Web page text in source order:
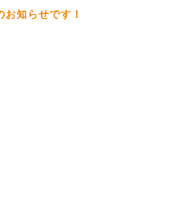
知らせです！